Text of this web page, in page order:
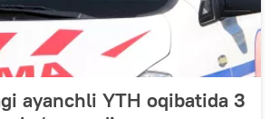
ayanchli YTH oqibatida 3